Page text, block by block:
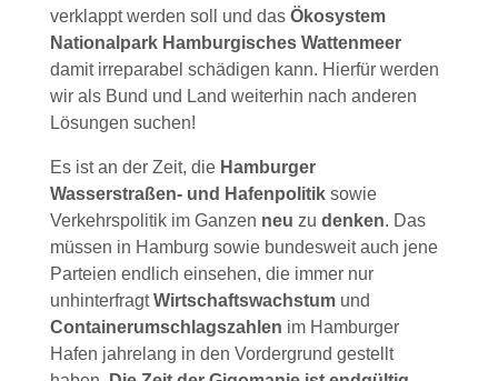
verklappt werden soll und das Ökosystem
Nationalpark Hamburgisches Wattenmeer
damit irreparabel schädigen kann. Hierfür werden
wir als Bund und Land weiterhin nach anderen
Lösungen suchen!
Es ist an der Zeit, die Hamburger
Wasserstraßen- und Hafenpolitiksowie
Verkehrspolitik im Ganzen neu zu denken. Das
müssen in Hamburg sowie bundesweit auch jene
Parteien endlich einsehen, die immer nur
unhinterfragtWirtschaftswachstum und
Containerumschlagszahlen im Hamburger
Hafen jahrelang in den Vordergrund gestellt